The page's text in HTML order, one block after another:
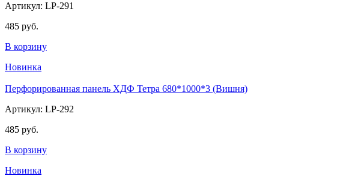
Артикул: LP-291
485 руб.
В корзину
Новинка
Перфорированная панель ХДФ Тетра 680*1000*3 (Вишня)
Артикул: LP-292
485 руб.
В корзину
Новинка